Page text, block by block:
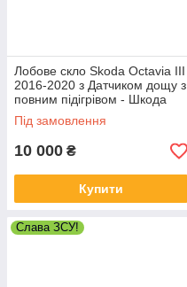
Лобове скло Skoda Octavia III
2016-2020 з Датчиком дощу з
повним підігрівом - Шкода
Октавія
Під замовлення
10 000 ₴
Купити
Слава ЗСУ!